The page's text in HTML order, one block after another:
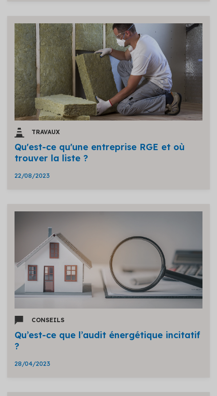
TRAVAUX
Qu'est-ce qu'une entreprise RGE et où
trouver la liste ?
22/08/2023
CONSEILS
Qu’est-ce que l’audit énergétique incitatif
?
28/04/2023